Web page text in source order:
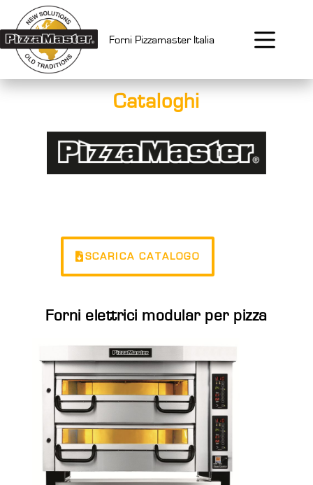
Forni Pizzamaster Italia
Cataloghi
SCARICA CATALOGO
Forni elettrici modular per pizza